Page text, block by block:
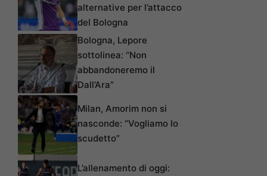
alternative per l’attacco
del Bologna
Bologna, Lepore
sottolinea: “Non
abbandoneremo il
Dall’Ara”
Milan, Amorim non si
nasconde: “Vogliamo lo
scudetto”
L’allenamento di oggi: